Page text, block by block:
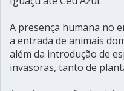
A presença humana no
a entrada de animais
além da introdução de
invasoras, tanto de